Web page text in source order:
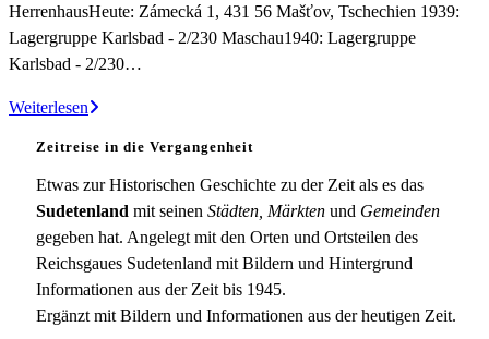
HerrenhausHeute: Zámecká 1, 431 56 Mašťov, Tschechien 1939:
Lagergruppe Karlsbad - 2/230 Maschau1940: Lagergruppe
Karlsbad - 2/230…
WeiterlesenRADwJ-
Zeitreise in die Vergangenheit
Etwas zur Historischen Geschichte zu der Zeit als es das
Sudetenland mit seinen Städten, Märkten und Gemeinden
gegeben hat. Angelegt mit den Orten und Ortsteilen des
Reichsgaues Sudetenland mit Bildern und Hintergrund
Informationen aus der Zeit bis 1945.
Ergänzt mit Bildern und Informationen aus der heutigen Zeit.